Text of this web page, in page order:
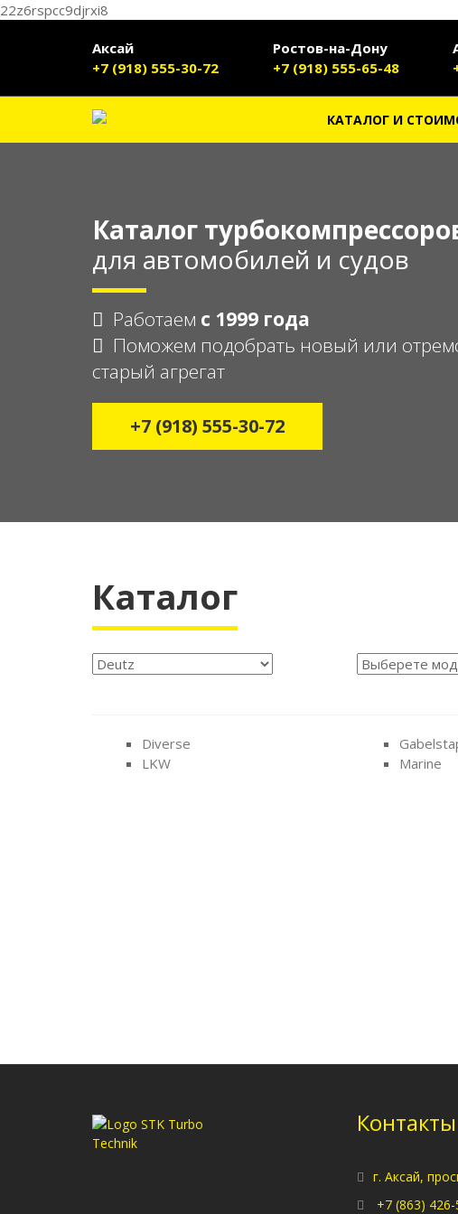
22z6rspcc9djrxi8
Аксай
+7 (918) 555-30-72
Ростов-на-Дону
+7 (918) 555-65-48
КАТАЛОГ И
Каталог
для автомобилей и судов
Работаем с 1999 года
Поможем подобрать новый или
старый агрегат
+7 (918) 555-30-72
Каталог
Diverse
LKW
Marine
Контакты
г. Аксай,
+7 (863)